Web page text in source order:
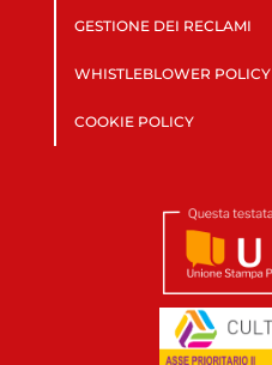
GESTIONE DEI RECLAMI
WHISTLEBLOWER POLICY
COOKIE POLICY